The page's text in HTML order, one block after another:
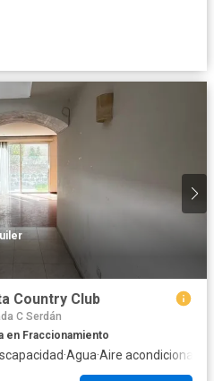
Country Club
C Serdán
en Fraccionamiento
·Agua·Aire acondicionado